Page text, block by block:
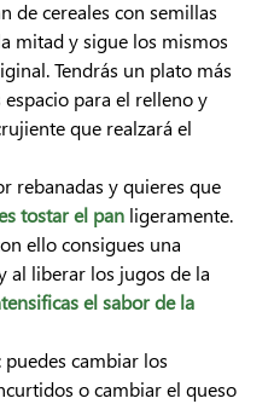
de cereales con semillas
mitad y sigue los mismos
Tendrás un plato más
para el relleno y
que realzará el
rebanadas y quieres que
tostar el pan ligeramente.
ello consigues una
al liberar los jugos de la
el sabor de la
: puedes cambiar los
o cambiar el queso